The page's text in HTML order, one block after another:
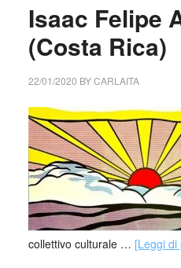
Isaac Felipe
(Costa Rica)
22/01/2020 BYCARLAITA
collettivo culturale … [Leggi di